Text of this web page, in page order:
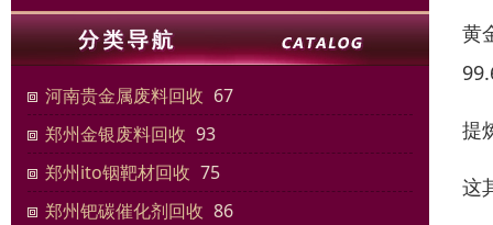
河南贵金属废料回收 67
郑州金银废料回收 93
郑州ito铟靶材回收 75
郑州钯碳催化剂回收 86
黄
提
这